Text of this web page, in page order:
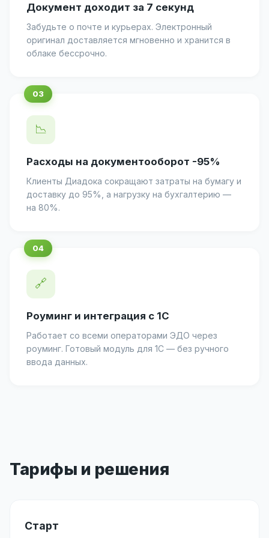
Документ доходит за 7 секунд
Забудьте о почте и курьерах. Электронный
оригинал доставляется мгновенно и хранится в
облаке бессрочно.
📉
Расходы на документооборот -95%
Клиенты Диадока сокращают затраты на бумагу и
доставку до 95%, а нагрузку на бухгалтерию —
на 80%.
🔗
Роуминг и интеграция с 1С
Работает со всеми операторами ЭДО через
роуминг. Готовый модуль для 1С — без ручного
ввода данных.
Тарифы и решения
Старт